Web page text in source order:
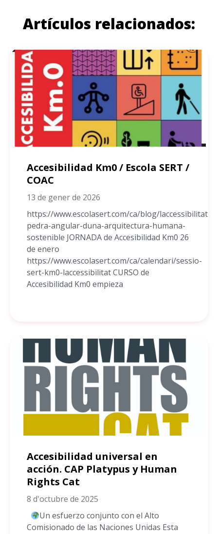
Artículos relacionados:
Accesibilidad Km0 / Escola SERT /
COAC
13 de gener de 2026
https://www.escolasert.com/ca/blog/laccessibilitat-
pedra-angular-duna-arquitectura-humana-
sostenible JORNADA de Accesibilidad Km0 26
de enero
https://www.escolasert.com/ca/calendari/sessio-
sert-km0-laccessibilitat CURSO de
Accesibilidad Km0 empieza
Accesibilidad universal en
acción. CAP Platypus y Human
Rights Cat
8 d'octubre de 2025
Un esfuerzo conjunto con el Alto
Comisionado de las Naciones Unidas Esta